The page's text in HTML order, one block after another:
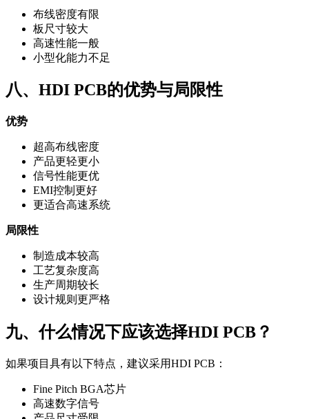
布线密度有限
板尺寸较大
高速性能一般
小型化能力不足
八、HDI PCB的优势与局限性
优势
超高布线密度
产品更轻更小
信号性能更优
EMI控制更好
更适合高速系统
局限性
制造成本较高
工艺复杂度高
生产周期较长
设计规则更严格
九、什么情况下应该选择HDI PCB？
如果项目具有以下特点，建议采用HDI PCB：
Fine Pitch BGA芯片
高速数字信号